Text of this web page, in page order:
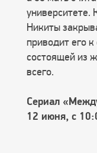
университете.
Никиты
приводит его
состоящей из
всего.
Сериал
12 июня, с